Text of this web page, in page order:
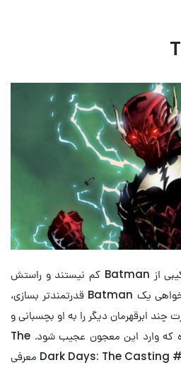
در این فهرست، نسخه‌های ترکیبی از Batman کم نیستند و راستش
منطقی هم هست، چون اگر بخواهی یک Batman قدرتمندتر بسازی،
ابرقهرمان دیگر را به او بچسبانی و
حالا نوبت The Flash رسیده که وارد این معجون عجیب شود. The
Red Death نخستین‌بار در Dark Days: The Casting #۱ معرفی